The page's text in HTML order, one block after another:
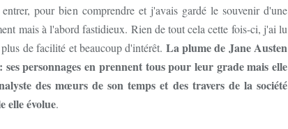
pour bien comprendre et j'avais gardé le souvenir d'une
mais à l'abord fastidieux. Rien de tout cela cette fois-ci, j'ai lu
de facilité et beaucoup d'intérêt. La plume de Jane Austen
personnages en prennent tous pour leur grade mais elle
des mœurs de son temps et des travers de la société
elle évolue.